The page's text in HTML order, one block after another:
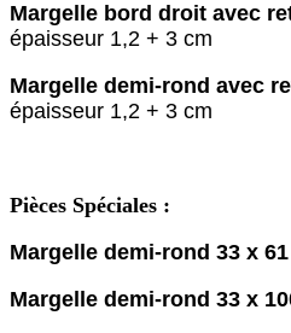
Margelle bord droit avec
épaisseur 1,2 + 3 cm
Margelle demi-rond avec
épaisseur 1,2 + 3 cm
Pièces Spéciales :
Margelle demi-rond 33 x
Margelle demi-rond 33 x